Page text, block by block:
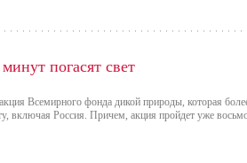
погасят свет
Всемирного фонда дикой природы, которая
включая Россия. Причем, акция пройдет уже